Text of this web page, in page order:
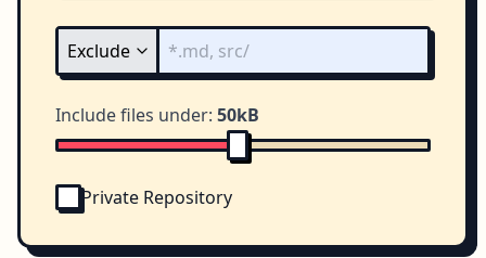
Include files under: 50kB
Private Repository